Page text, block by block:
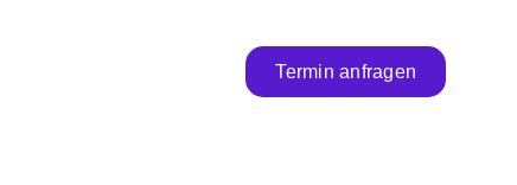
Termin anfragen
Termin anfragen